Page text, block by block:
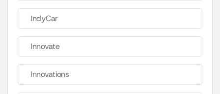
IndyCar
Innovate
Innovations